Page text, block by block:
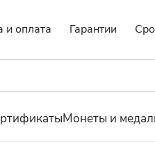
и оплата Гарантии
Монеты и